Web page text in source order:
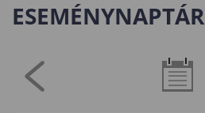
ESEMÉNYNAPTÁR